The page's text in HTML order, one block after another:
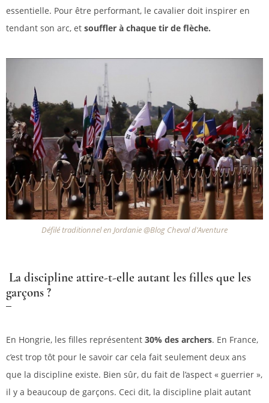
essentielle. Pour être performant, le cavalier doit inspirer en
tendant son arc, et souffler à chaque tir de flèche.
Défilé traditionnel en Jordanie @Blog Cheval d'Aventure
La discipline attire-t-elle autant les filles que les
garçons ?
En Hongrie, les filles représentent 30% des archers. En France,
c’est trop tôt pour le savoir car cela fait seulement deux ans
que la discipline existe. Bien sûr, du fait de l’aspect « guerrier »,
il y a beaucoup de garçons. Ceci dit, la discipline plait autant